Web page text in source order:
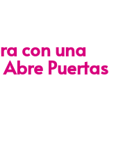
con una
Puertas